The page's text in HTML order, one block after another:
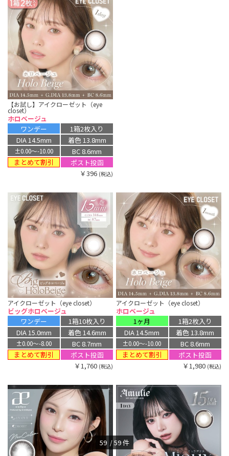
【お試し】アイクローゼット（eye
closet）
ホロベージュ
ワンデー
1箱2枚入り
DIA 14.5mm
着色 13.8mm
±0.00〜-10.00
BC 8.6mm
まとめて割引
ポスト投函
￥396 (税込)
アイクローゼット（eye closet）
ビッグホロベージュ
ワンデー
1箱10枚入り
DIA 15.0mm
着色 14.6mm
±0.00〜-8.00
BC 8.7mm
まとめて割引
ポスト投函
￥1,760 (税込)
アイクローゼット（eye closet）
ホロベージュ
1ヶ月
1箱2枚入り
DIA 14.5mm
着色 13.8mm
±0.00〜-10.00
BC 8.6mm
まとめて割引
ポスト投函
￥1,980 (税込)
59 59件